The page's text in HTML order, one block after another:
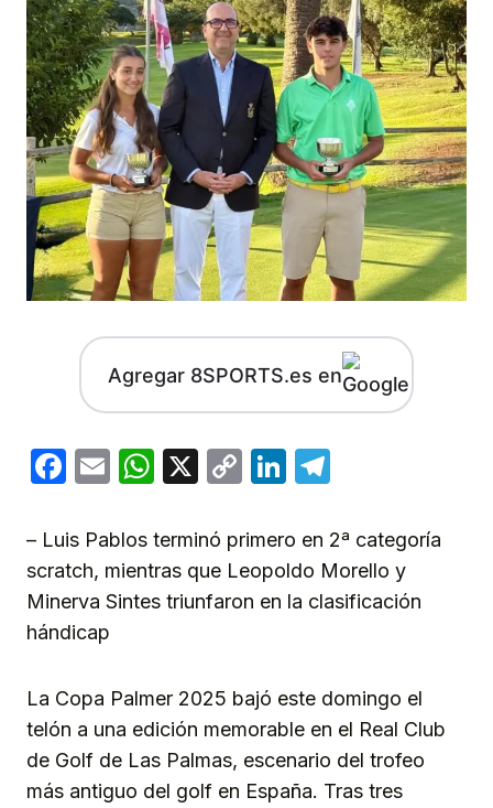
Agregar 8SPORTS.es en
Facebook
EmailWhatsApp
X
CopyLinkedIn
– Luis Pablos terminó primero en 2ª categoría
scratch, mientras que Leopoldo Morello y
Minerva Sintes triunfaron en la clasificación
hándicap
La Copa Palmer 2025 bajó este domingo el
telón a una edición memorable en el Real Club
de Golf de Las Palmas, escenario del trofeo
más antiguo del golf en España. Tras tres